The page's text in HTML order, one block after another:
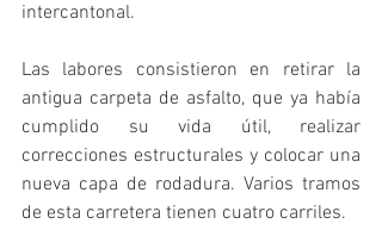
intercantonal.
Las labores consistieron en retirar la
antigua carpeta de asfalto, que ya había
cumplido su vida útil, realizar
correcciones estructurales y colocar una
nueva capa de rodadura. Varios tramos
de esta carretera tienen cuatro carriles.